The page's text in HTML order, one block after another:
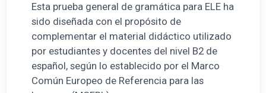
Esta prueba general de gramática para ELE ha
sido diseñada con el propósito de
complementar el material didáctico utilizado
por estudiantes y docentes del nivel B2 de
español, según lo establecido por el Marco
Común Europeo de Referencia para las